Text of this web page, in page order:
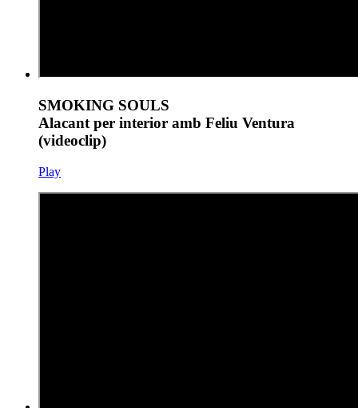
SMOKING SOULS
Alacant per interior amb Feliu Ventura
(videoclip)
Play